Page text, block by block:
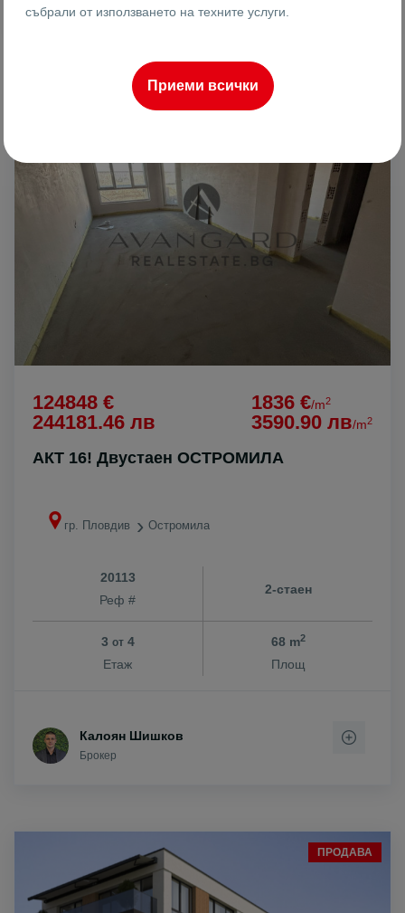
Брокер
124848 €
244181.46 лв
1836 €/m2
3590.90 лв/m2
АКТ 16! Двустаен ОСТРОМИЛА
гр. Пловдив Остромила
20113
Реф #
2-стаен
3 от4
Етаж
68 m2
Площ
Калоян Шишков
Брокер
ПРОДАВА
събрали от използването на техните услуги.
Приеми всички